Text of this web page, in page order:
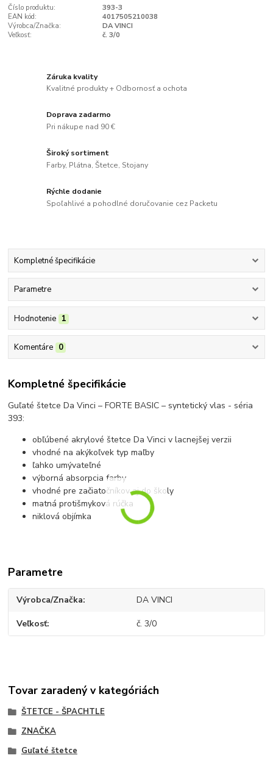
Číslo produktu:
393-3
EAN kód:
4017505210038
Výrobca/Značka:
DA VINCI
Veľkosť:
č. 3/0
Záruka kvality
Kvalitné produkty + Odbornosť a ochota
Doprava zadarmo
Pri nákupe nad 90 €
Široký sortiment
Farby, Plátna, Štetce, Stojany
Rýchle dodanie
Spoľahlivé a pohodlné doručovanie cez Packetu
Kompletné špecifikácie
Parametre
Hodnotenie 1
Komentáre 0
Kompletné špecifikácie
Guľaté štetce Da Vinci – FORTE BASIC – syntetický vlas - séria
393:
obľúbené akrylové štetce Da Vinci v lacnejšej verzii
vhodné na akýkoľvek typ maľby
ľahko umývateľné
výborná absorpcia farby
vhodné pre začiatočníkov aj do školy
matná protišmyková rúčka
niklová objímka
Parametre
Výrobca/Značka DA VINCI
Veľkosť č. 3/0
Tovar zaradený v kategóriách
ŠTETCE - ŠPACHTLE
ZNAČKA
Guľaté štetce